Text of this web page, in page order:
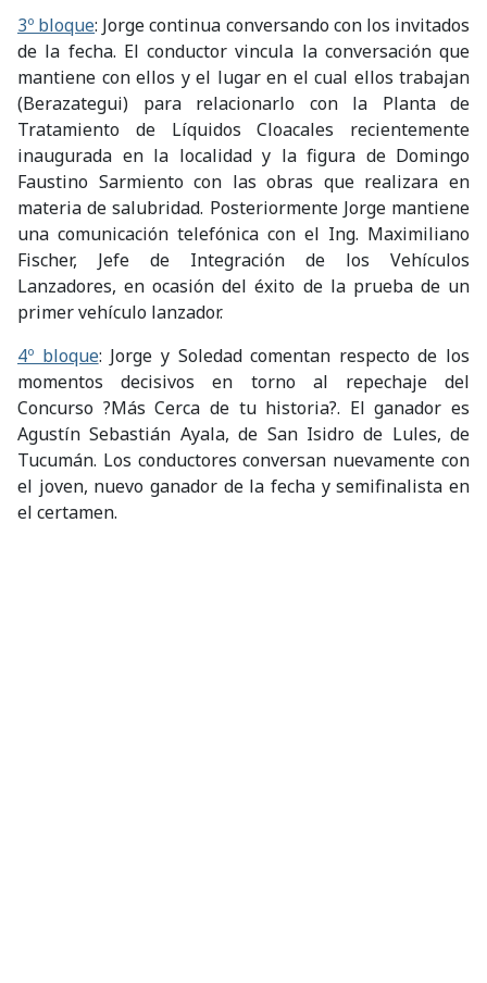
3º bloque: Jorge continua conversando con los invitados
de la fecha. El conductor vincula la conversación que
mantiene con ellos y el lugar en el cual ellos trabajan
(Berazategui) para relacionarlo con la Planta de
Tratamiento de Líquidos Cloacales recientemente
inaugurada en la localidad y la figura de Domingo
Faustino Sarmiento con las obras que realizara en
materia de salubridad. Posteriormente Jorge mantiene
una comunicación telefónica con el Ing. Maximiliano
Fischer, Jefe de Integración de los Vehículos
Lanzadores, en ocasión del éxito de la prueba de un
primer vehículo lanzador.
4º bloque: Jorge y Soledad comentan respecto de los
momentos decisivos en torno al repechaje del
Concurso ?Más Cerca de tu historia?. El ganador es
Agustín Sebastián Ayala, de San Isidro de Lules, de
Tucumán. Los conductores conversan nuevamente con
el joven, nuevo ganador de la fecha y semifinalista en
el certamen.